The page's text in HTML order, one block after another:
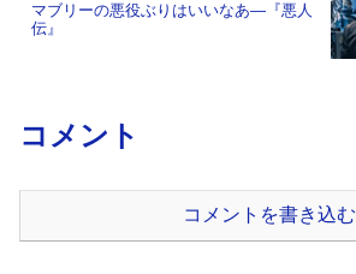
マブリーの悪役ぶりはいいなあ―『悪人
伝』
コメント
コメントを書き込む